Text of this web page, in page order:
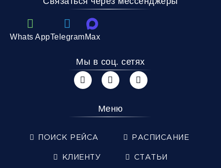
Whats AppTelegramMax
Мы в соц. сетях
Меню
ПОИСК РЕЙСА РАСПИСАНИЕ
КЛИЕНТУ СТАТЬИ